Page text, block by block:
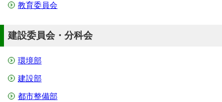
教育委員会
建設委員会・分科会
環境部
建設部
都市整備部